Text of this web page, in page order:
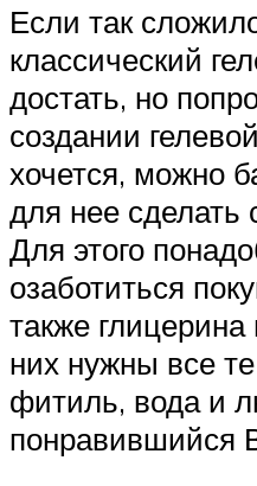
Если так
классический
достать, но
создании
хочется, можно
для нее сделать
Для этого
озаботиться
также
них нужны все
фитиль, вода и
понравившийся